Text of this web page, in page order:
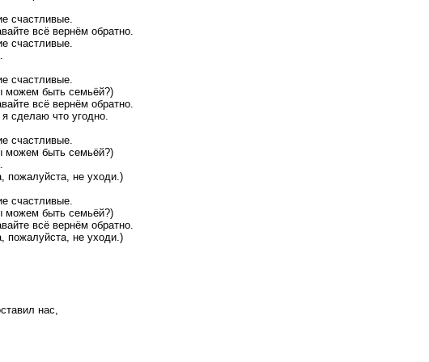
счастливые.
всё вернём обратно.
счастливые.
счастливые.
быть семьёй?)
всё вернём обратно.
сделаю что угодно.
счастливые.
быть семьёй?)
пожалуйста, не уходи.)
счастливые.
быть семьёй?)
всё вернём обратно.
пожалуйста, не уходи.)
нас,